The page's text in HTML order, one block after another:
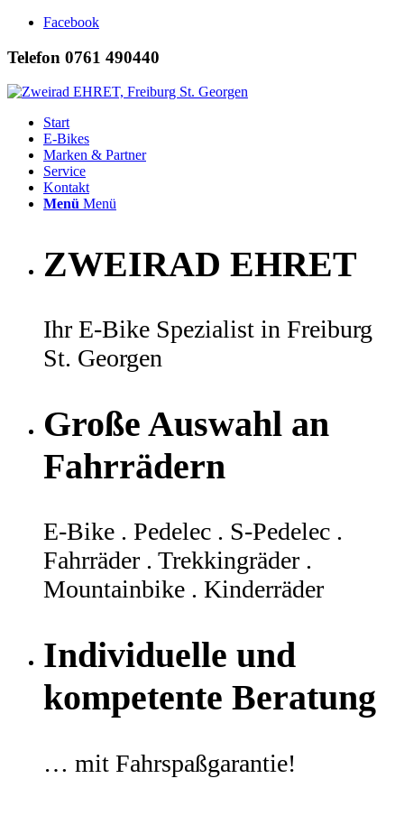
Facebook
Telefon 0761 490440
Start
E-Bikes
Marken & Partner
Service
Kontakt
Menü Menü
ZWEIRAD EHRET
Ihr E-Bike Spezialist in Freiburg
St. Georgen
Große Auswahl an
Fahrrädern
E-Bike . Pedelec . S-Pedelec .
Fahrräder . Trekkingräder .
Mountainbike . Kinderräder
Individuelle und
kompetente Beratung
… mit Fahrspaßgarantie!